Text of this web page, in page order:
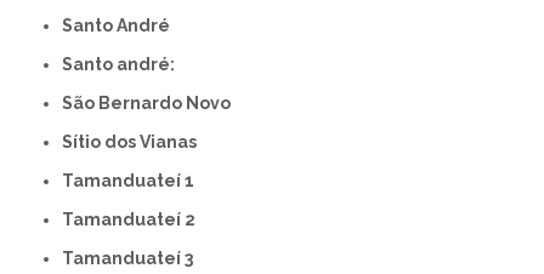
Santo André
Santo andré:
São Bernardo Novo
Sítio dos Vianas
Tamanduateí 1
Tamanduateí 2
Tamanduateí 3